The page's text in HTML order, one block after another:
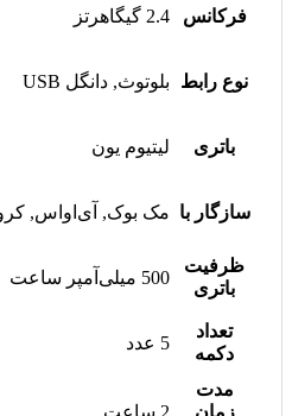
فرکانس 2.4 گیگاهرتز
نوع رابط بلوتوث, دانگل USB
باتری لیتیوم یون
سازگار با مک بوک, آی‌اواس,
ظرفیت
باتری
500 میلی‌آمپر ساعت
تعداد
دکمه
5 عدد
مدت